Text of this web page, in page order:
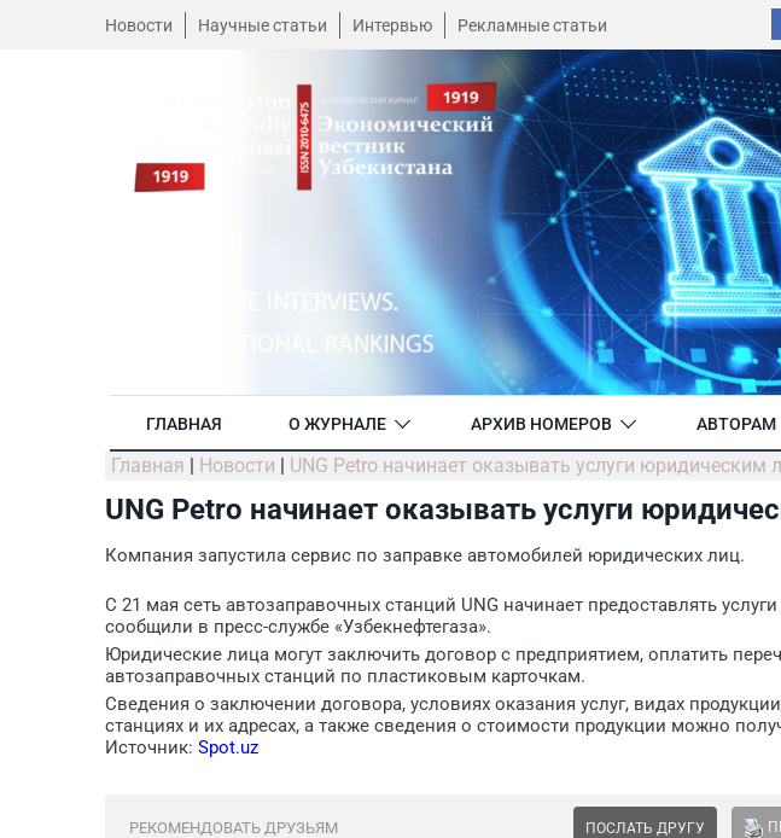
Новости Научные статьи Интервью Рекламные статьи
ГЛАВНАЯ О ЖУРНАЛЕ АРХИВ НОМЕРОВ АВТОРАМ
Главная | Новости | UNG Petro начинает оказывать услуги юридическим
UNG Petro начинает оказывать услуги
Компания запустила сервис по заправке автомобилей юридических лиц.
С 21 мая сеть автозаправочных станций UNG начинает предоставлять
сообщили в пресс-службе «Узбекнефтегаза».
Юридические лица могут заключить договор с предприятием, оплатить
автозаправочных станций по пластиковым карточкам.
Сведения о заключении договора, условиях оказания услуг, видах
станциях и их адресах, а также сведения о стоимости продукции можно
Источник: Spot.uz
РЕКОМЕНДОВАТЬ ДРУЗЬЯМ ПОСЛАТЬ ДРУГУ